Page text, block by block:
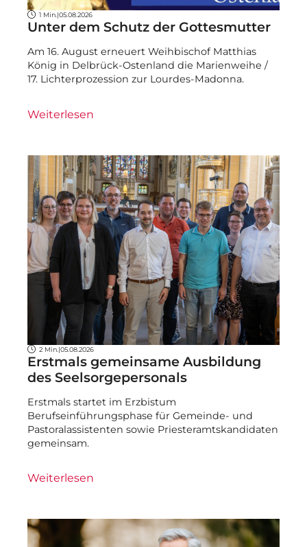
1 Min. |05.08.2026
Unter dem Schutz der Gottesmutter
Am 16. August erneuert Weihbischof Matthias
König in Delbrück-Ostenland die Marienweihe /
17. Lichterprozession zur Lourdes-Madonna.
Weiterlesen
2 Min. |05.08.2026
Erstmals gemeinsame Ausbildung
des Seelsorgepersonals
Erstmals startet im Erzbistum
Berufseinführungsphase für Gemeinde- und
Pastoralassistenten sowie Priesteramtskandidaten
gemeinsam.
Weiterlesen